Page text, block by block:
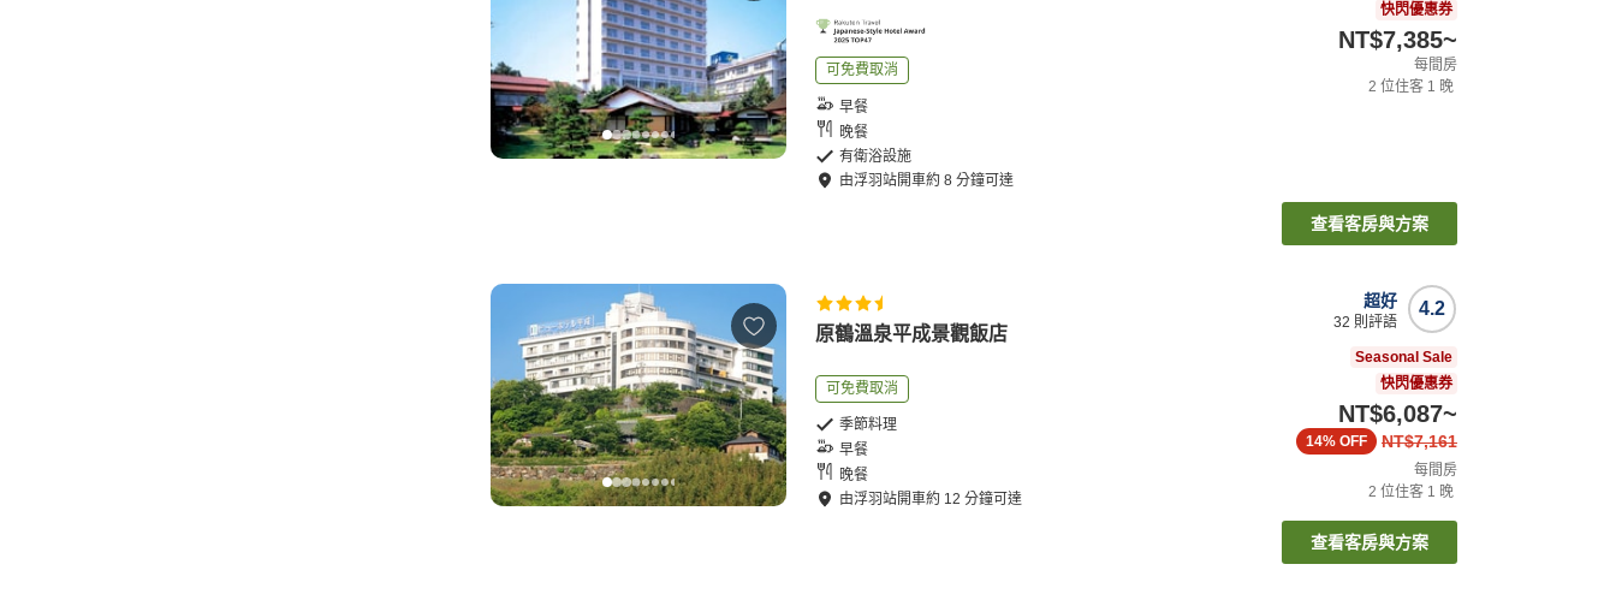
可免費取消
早餐
晚餐
有衛浴設施
由浮羽站開車約8 分鐘可達
快閃優惠券
NT$7,385~
每間房
2 位住客 1 晚
查看客房與方案
原鶴溫泉平成景觀飯店
可免費取消
季節料理
早餐
晚餐
由浮羽站開車約 12 分鐘可達
4.2
超好
32 則評語
Seasonal Sale
快閃優惠券
NT$6,087~
NT$7,161
14% OFF
每間房
2 位住客 1 晚
查看客房與方案